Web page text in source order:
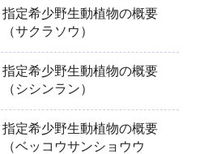
指定希少野生動植物の概要
（サクラソウ）
指定希少野生動植物の概要
（シシンラン）
指定希少野生動植物の概要
（ベッコウサンショウウ